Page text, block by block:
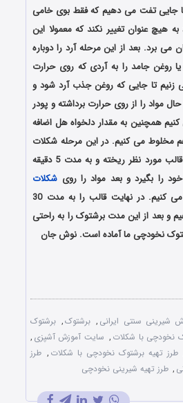
تا جایی تفت می دهیم که فقط بوی خامی
هیچ عنوان تغییر نکند که معمولا این
دقیقه زمان می برد. بعد از این مرحله آرد را دوباره
روغن جامد را به آردی که روی حرارت
تا جایی که روغن جذب آرد شود و
مواد را از روی حرارت برداشته و پودر
همچنین به مقدار دلخواه هل اضافه
مخلوط می کنیم. در این مرحله شکلات
تخته ای ذوب شده را در قالب مورد نظر ریخته و به مدت 5 دقیقه
را بگیرد و بعد مواد را روی شکلات
ریخته و به خوبی پرس می کنیم. در نهایت قالب را به مدت 30
و بعد از این مدت برشتوک را به راحتی
نخودچی ما آماده است. نوش جان
شیرینی سنتی ایرانی , برشتوک, برشتوک
نخودچی با شکلات , سایت آموزش آشپزی ,
طرز تهیه برشتوک نخودچی با شکلات , طرز
, طرز تهیه شیرینی نخودچی